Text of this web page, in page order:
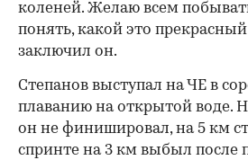
00:00 00:00
коленей. Желаю всем
понять, какой это
заключил он.
Степанов выступал на ЧЕ в
плаванию на открытой воде.
он не финишировал, на 5 км
спринте на 3 км выбыл после